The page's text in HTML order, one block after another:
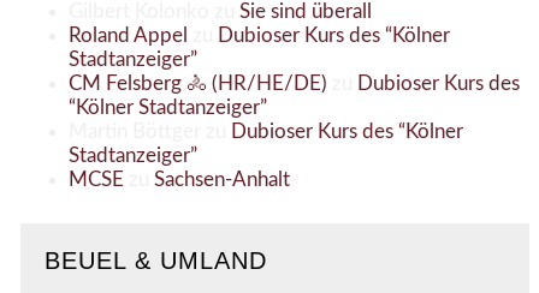
Sie sind überall
Roland Appel
Dubioser Kurs des “Kölner
Stadtanzeiger”
CM Felsberg 🚴 (HR/HE/DE)
Dubioser Kurs des
“Kölner Stadtanzeiger”
Dubioser Kurs des “Kölner
Stadtanzeiger”
MCSE
Sachsen-Anhalt
BEUEL & UMLAND